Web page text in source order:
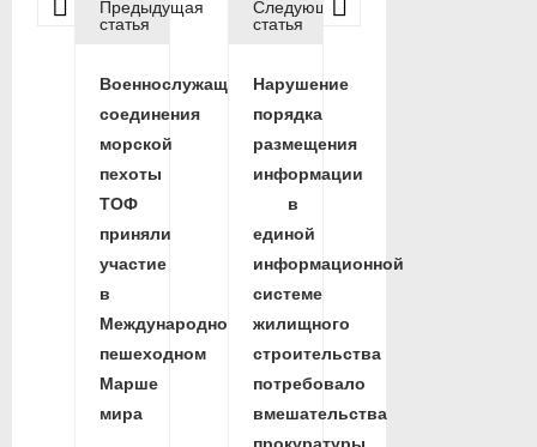
Предыдущая
статья
Военнослужащие
соединения
морской
пехоты
ТОФ
приняли
участие
в
Международном
пешеходном
Марше
мира
Следующая
статья
Нарушение
порядка
размещения
информации
в
единой
информационной
системе
жилищного
строительства
потребовало
вмешательства
прокуратуры